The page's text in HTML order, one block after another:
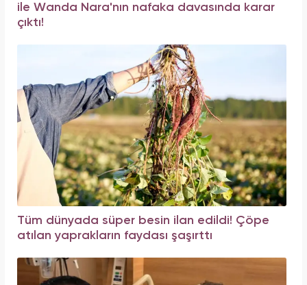
ile Wanda Nara'nın nafaka davasında karar
çıktı!
Tüm dünyada süper besin ilan edildi! Çöpe
atılan yaprakların faydası şaşırttı